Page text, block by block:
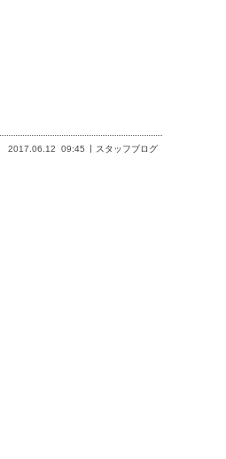
2017.06.12 09:45 スタッフブログ